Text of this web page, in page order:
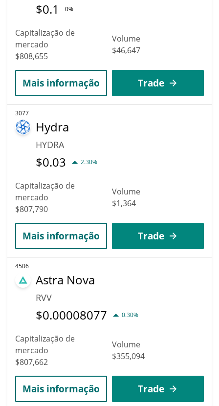
$0.1 0%
Capitalização de
mercado
$808,655
Volume
$46,647
Mais informação Trade
3077
Hydra
HYDRA
$0.03 2.30%
Capitalização de
mercado
$807,790
Volume
$1,364
Mais informação Trade
4506
Astra Nova
RVV
$0.00008077 0.30%
Capitalização de
mercado
$807,662
Volume
$355,094
Mais informação Trade